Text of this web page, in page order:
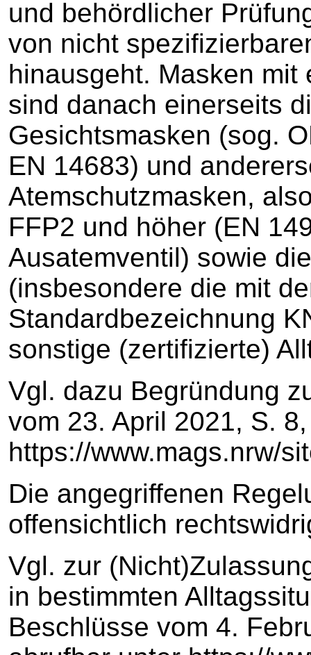
und behördlicher
von nicht
hinausgeht. Masken
sind danach einerseits
Gesichtsmasken (sog.
EN 14683) und
Atemschutzmasken,
FFP2 und höher (EN
Ausatemventil) sowie
(insbesondere die mit
Standardbezeichnung
sonstige (zertifizierte)
Vgl. dazu Begründung
vom 23. April 2021, S. 8,
https://www.mags.nrw/
Die angegriffenen
offensichtlich
Vgl. zur
in bestimmten
Beschlüsse vom 4.